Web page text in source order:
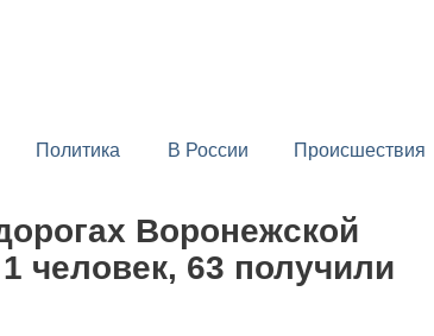
Политика В России Происшествия
Воронежской
человек, 63 получили